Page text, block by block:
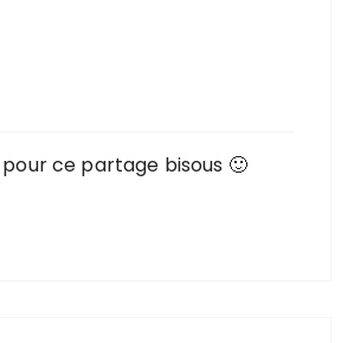
ce partage bisous 🙂